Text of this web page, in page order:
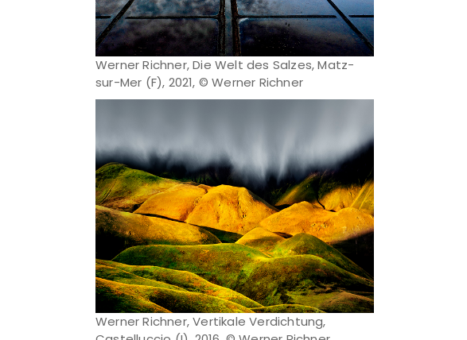
Werner Richner, Die Welt des Salzes, Matz-
sur-Mer (F), 2021, © Werner Richner
Werner Richner, Vertikale Verdichtung,